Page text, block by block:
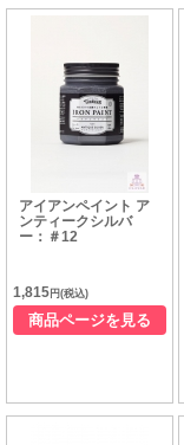
アイアンペイント ア
ンティークシルバ
ー：＃12
1,815 円(税込)
商品ページを見る